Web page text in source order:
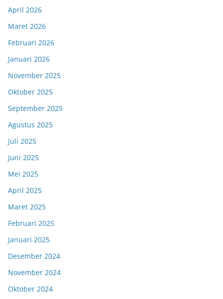
April 2026
Maret 2026
Februari 2026
Januari 2026
November 2025
Oktober 2025
September 2025
Agustus 2025
Juli 2025
Juni 2025
Mei 2025
April 2025
Maret 2025
Februari 2025
Januari 2025
Desember 2024
November 2024
Oktober 2024